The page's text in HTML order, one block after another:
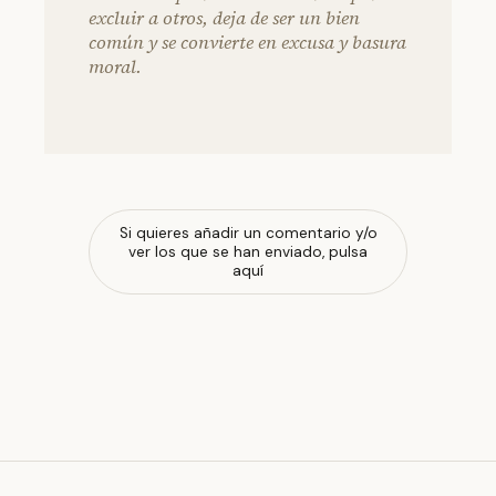
excluir a otros, deja de ser un bien
común y se convierte en excusa y basura
moral.
Si quieres añadir un comentario y/o
ver los que se han enviado, pulsa
aquí